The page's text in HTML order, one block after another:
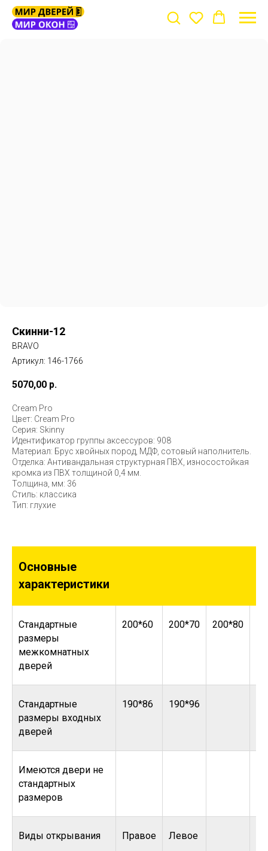
Скинни-12
BRAVO
Артикул: 146-1766
5070,00 р.
Cream Pro
Цвет: Cream Pro
Серия: Skinny
Идентификатор группы аксессуров: 908
Материал: Брус хвойных пород, МДФ, сотовый наполнитель.
Отделка: Антивандальная структурная ПВХ, износостойкая
кромка из ПВХ толщиной 0,4 мм.
Толщина, мм: 36
Стиль: классика
Тип: глухие
Основные
характеристики
Стандартные
размеры
межкомнатных
дверей
200*60 200*70 200*80
Стандартные
размеры входных
дверей
190*86 190*96
Имеются двери не
стандартных
размеров
Виды открывания Правое Левое